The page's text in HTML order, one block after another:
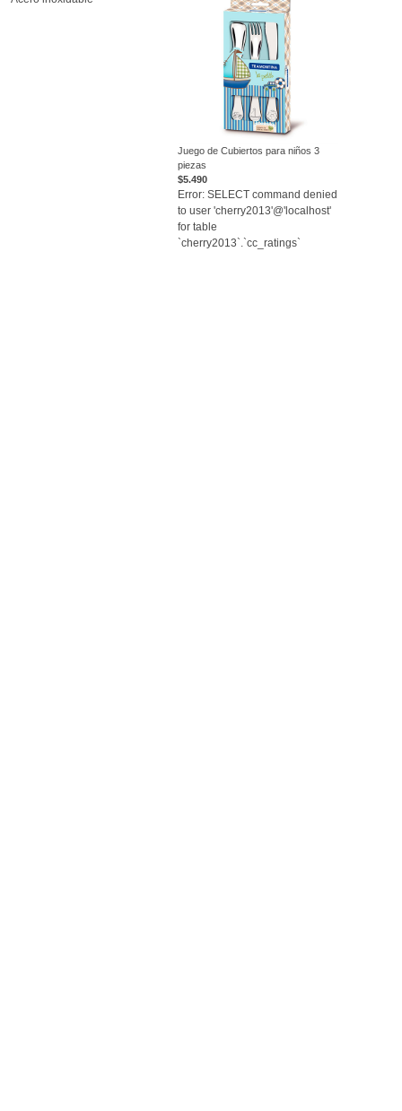
Juego de Cubiertos para niños 3
piezas
$5.490
Error: SELECT command denied
to user 'cherry2013'@'localhost'
for table
`cherry2013`.`cc_ratings`